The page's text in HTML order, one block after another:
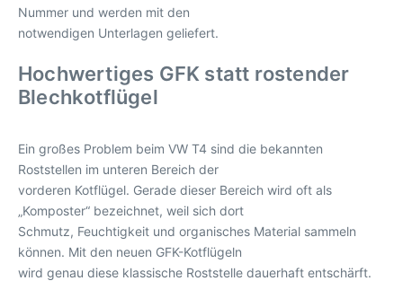
Nummer und werden mit den
notwendigen Unterlagen geliefert.
Hochwertiges GFK statt rostender
Blechkotflügel
Ein großes Problem beim VW T4 sind die bekannten
Roststellen im unteren Bereich der
vorderen Kotflügel. Gerade dieser Bereich wird oft als
„Komposter“ bezeichnet, weil sich dort
Schmutz, Feuchtigkeit und organisches Material sammeln
können. Mit den neuen GFK-Kotflügeln
wird genau diese klassische Roststelle dauerhaft entschärft.